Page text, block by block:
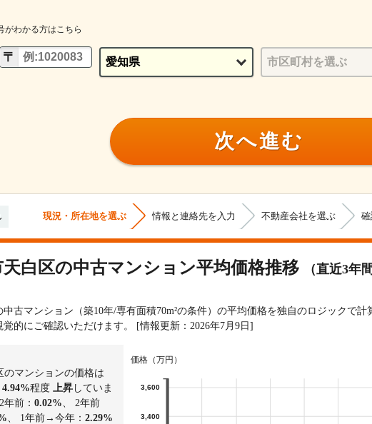
がわかる方はこちら
次へ進む
現況・所在地を選ぶ 情報と連絡先を入力 不動産会社を選ぶ
白区の中古マンション平均価格推移 （直近3年間
古マンション（築10年/専有面積70m²の条件）の平均価格を独自のロジックで計
的にご確認いただけます。
[情報更新：2026年7月9日]
のマンションの価格は
4.94%程度 上昇 していま
前： 0.02% 、 2年前
、 1年前→今年： 2.29%
価格（万円）
3,400
3,600